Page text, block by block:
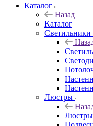
Каталог
Назад
Каталог
Светильники
Люстры
Люстры